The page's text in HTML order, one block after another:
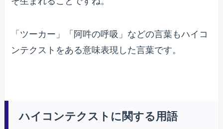
「ツーカー」「阿吽の呼吸」などの言葉もハイコ
ンテクストをある意味表現した言葉です。
ハイコンテクストに関する用語